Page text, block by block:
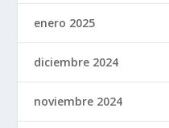
enero 2025
diciembre 2024
noviembre 2024